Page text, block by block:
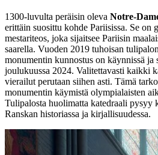
1300-luvulta peräisin oleva Notre-
erittäin suosittu kohde Pariisissa. Se on
mestariteos, joka sijaitsee Pariisin
saarella. Vuoden 2019 tuhoisan
monumentin kunnostus on käynnissä ja
joulukuussa 2024. Valitettavasti kaikki
vierailut perutaan siihen asti. Tämä
monumentin käymistä olympialaisten
Tulipalosta huolimatta katedraali pysyy
Ranskan historiassa ja kirjallisuudessa.